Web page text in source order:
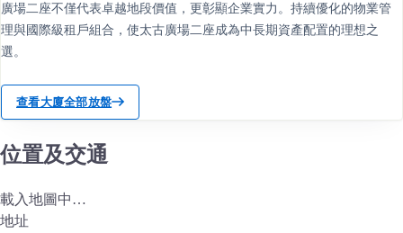
廣場二座不僅代表卓越地段價值，更彰顯企業實力。持續優化的物業管
理與國際級租戶組合，使太古廣場二座成為中長期資產配置的理想之
選。
查看大廈全部放盤
位置及交通
載入地圖中…
地址